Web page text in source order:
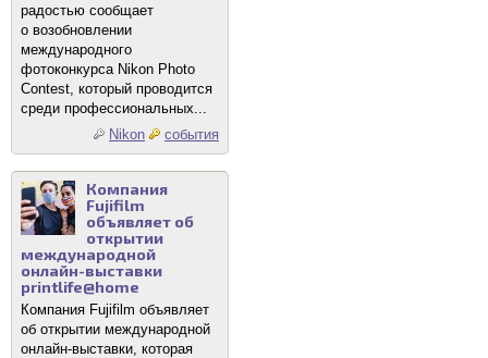
радостью сообщает
о возобновлении
международного
фотоконкурса Nikon Photo
Contest, который проводится
среди профессиональных...
Nikon
события
Компания
Fujifilm
объявляет об
открытии
международной
онлайн-выставки
printlife@home
Компания Fujifilm объявляет
об открытии международной
онлайн-выставки, которая